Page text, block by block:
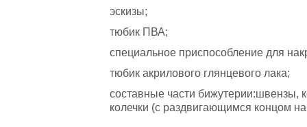
эскизы;
тюбик ПВА;
специальное приспособление для
тюбик акрилового глянцевого лака;
составные части бижутерии:швензы,
колечки (с раздвигающимся концом